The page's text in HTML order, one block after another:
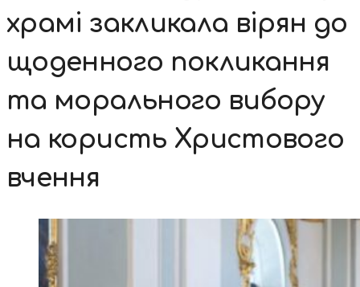
храмі закликала вірян до
щоденного покликання
та морального вибору
на користь Христового
вчення